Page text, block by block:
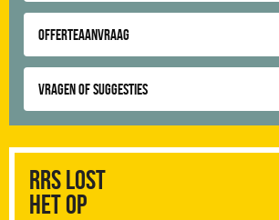
Offerteaanvraag
Vragen of suggesties
RRS Lost
het op